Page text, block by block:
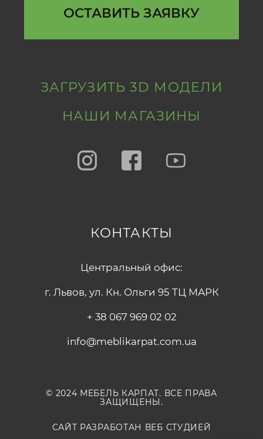
КОНТАКТЫ
Центральный офис:
г. Львов, ул. Кн. Ольги 95 ТЦ МАРК
+ 38 067 969 02 02
info@meblikarpat.com.ua
ЗАГРУЗИТЬ 3D МОДЕЛИ
НАШИ МАГАЗИНЫ
ОСТАВИТЬ ЗАЯВКУ
© 2024 МЕБЕЛЬ КАРПАТ. ВСЕ ПРАВА
ЗАЩИЩЕНЫ.
САЙТ РАЗРАБОТАН ВЕБ СТУДИЕЙ